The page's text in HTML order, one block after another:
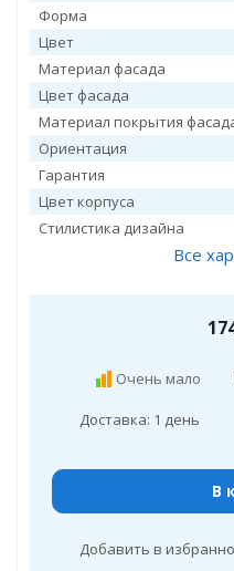
Форма
Цвет
Материал фасада
Цвет фасада
Материал покрытия
Ориентация
Гарантия
Цвет корпуса
Стилистика дизайна
Все
Очень мало
Доставка: 1 день
В
Добавить в